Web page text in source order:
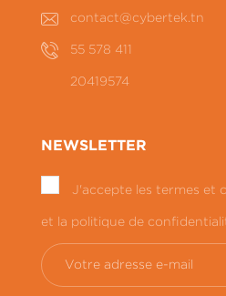
contact@cybertek.tn
55 578 411
20419574
NEWSLETTER
J'accepte les termes et
et la politique de